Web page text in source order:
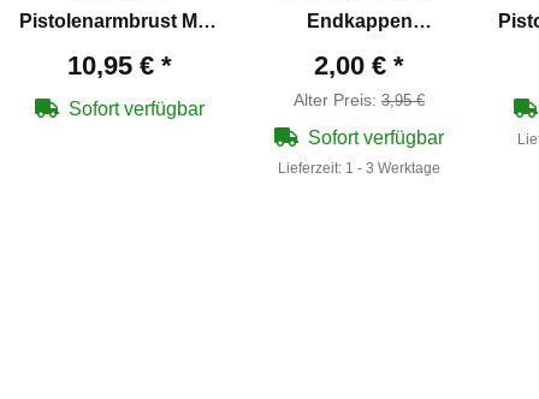
Pistolenarmbrust Man
Aluminium 6,5" 16,5
cm
10,95 € *
Sofort verfügbar
Endkappen
Kung Hawk® 20er
Serie
2,00 € *
Alter Preis: 3,95 €
Sofort verfügbar
Lieferzeit: 1 - 3 Werktage